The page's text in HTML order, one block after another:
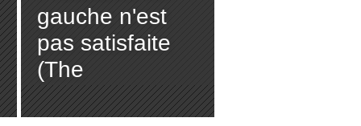
gauche n'est
pas satisfaite
(The
Intercept)